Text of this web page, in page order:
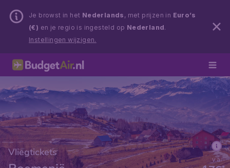
Je browst in het Nederlands , met prijzen in Euro’s
(€) en je regio is ingesteld op Nederland.
Instellingen wijzigen.
Vliegtickets
v.a.